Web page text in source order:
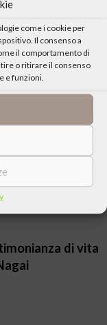
come i cookie per
Il consenso a
il comportamento di
o ritirare il consenso
e funzioni.
umanizzare la
come
europei e
di vita